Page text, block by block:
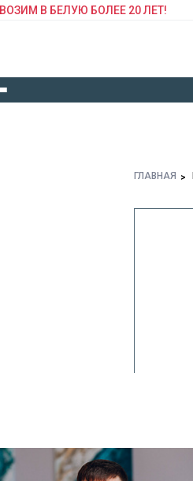
ВОЗИМ В БЕЛУЮ БОЛЕЕ 20 ЛЕТ!
ГЛАВНАЯ